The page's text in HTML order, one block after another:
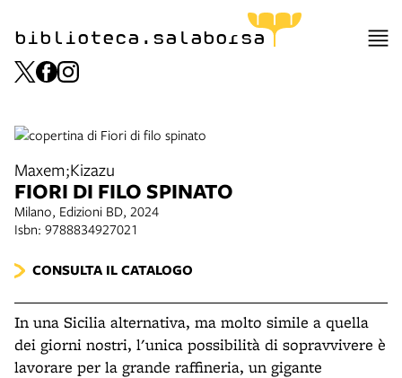
biblioteca.salaborsa
Maxem;Kizazu
FIORI DI FILO SPINATO
Milano, Edizioni BD, 2024
Isbn: 9788834927021
CONSULTA IL CATALOGO
In una Sicilia alternativa, ma molto simile a quella
dei giorni nostri, l'unica possibilità di sopravvivere è
lavorare per la grande raffineria, un gigante